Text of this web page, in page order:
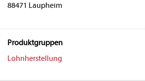
88471 Laupheim
Produktgruppen
Lohnherstellung